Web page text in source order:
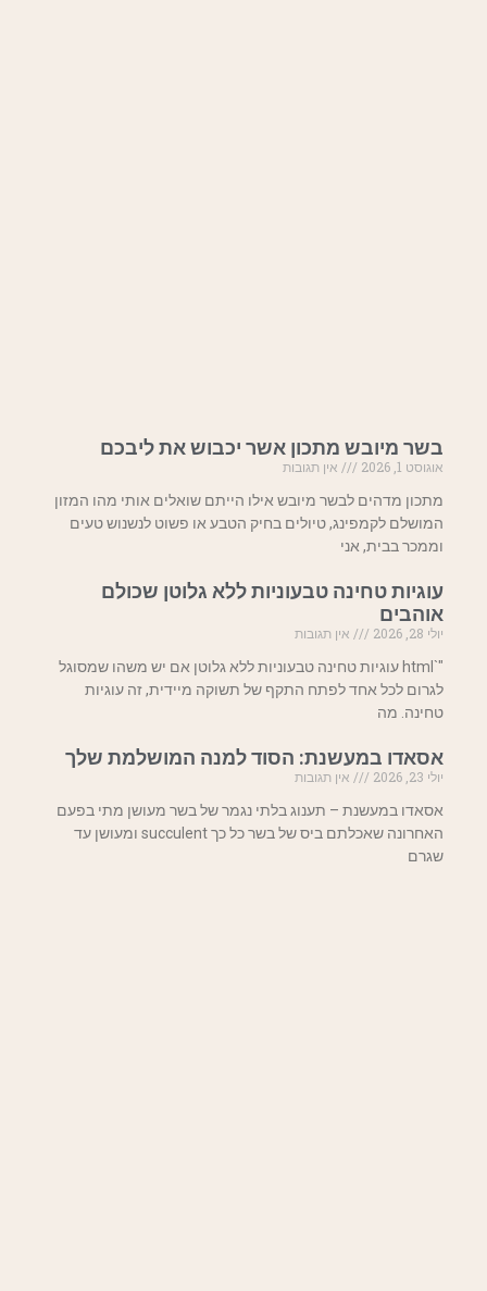
בשר מיובש מתכון אשר יכבוש את ליבכם
אוגוסט 1, 2026
אין תגובות
מתכון מדהים לבשר מיובש אילו הייתם שואלים אותי מהו המזון
המושלם לקמפינג, טיולים בחיק הטבע או פשוט לנשנוש טעים
וממכר בבית, אני
עוגיות טחינה טבעוניות ללא גלוטן שכולם
אוהבים
יולי 28, 2026
אין תגובות
"`html עוגיות טחינה טבעוניות ללא גלוטן אם יש משהו שמסוגל
לגרום לכל אחד לפתח התקף של תשוקה מיידית, זה עוגיות
טחינה. מה
אסאדו במעשנת: הסוד למנה המושלמת שלך
יולי 23, 2026
אין תגובות
אסאדו במעשנת – תענוג בלתי נגמר של בשר מעושן מתי בפעם
האחרונה שאכלתם ביס של בשר כל כך succulent ומעושן עד
שגרם